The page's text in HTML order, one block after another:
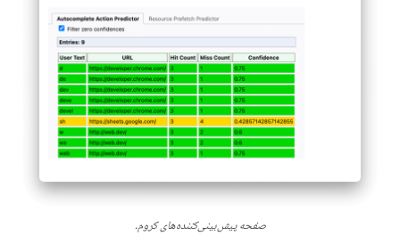
صفحه پیش‌بینی‌کننده‌های کروم.